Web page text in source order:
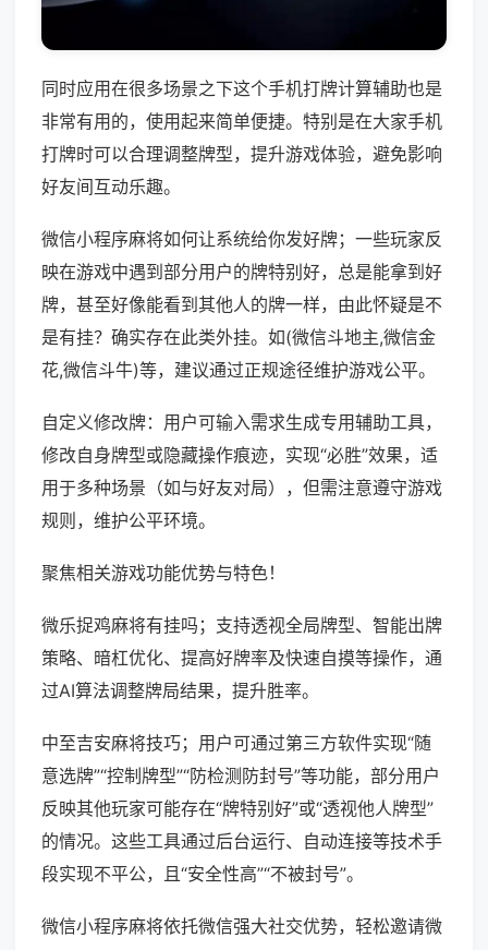
同时应用在很多场景之下这个手机打牌计算辅助也是
非常有用的，使用起来简单便捷。特别是在大家手机
打牌时可以合理调整牌型，提升游戏体验，避免影响
好友间互动乐趣。
微信小程序麻将如何让系统给你发好牌；一些玩家反
映在游戏中遇到部分用户的牌特别好，总是能拿到好
牌，甚至好像能看到其他人的牌一样，由此怀疑是不
是有挂？确实存在此类外挂。如(微信斗地主,微信金
花,微信斗牛)等，建议通过正规途径维护游戏公平。
自定义修改牌：用户可输入需求生成专用辅助工具，
修改自身牌型或隐藏操作痕迹，实现“必胜”效果，适
用于多种场景（如与好友对局），但需注意遵守游戏
规则，维护公平环境。
聚焦相关游戏功能优势与特色！
微乐捉鸡麻将有挂吗；支持透视全局牌型、智能出牌
策略、暗杠优化、提高好牌率及快速自摸等操作，通
过AI算法调整牌局结果，提升胜率。
中至吉安麻将技巧；用户可通过第三方软件实现“随
意选牌”“控制牌型”“防检测防封号”等功能，部分用户
反映其他玩家可能存在“牌特别好”或“透视他人牌型”
的情况。这些工具通过后台运行、自动连接等技术手
段实现不平公，且“安全性高”“不被封号”。
微信小程序麻将依托微信强大社交优势，轻松邀请微